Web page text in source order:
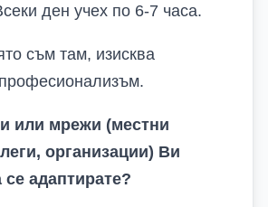
ден учех по 6-7 часа.
съм там, изисква
или мрежи (местни
организации) Ви
адаптирате?